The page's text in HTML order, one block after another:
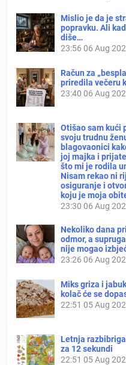
Mislio je da je
popravku. Ali
diše…
23:56 06 Aug
Račun za
priredila večeru
23:40 06 Aug
Otišao sam kući
svoju trudnu
blagovaonici
joj majka i
što mi je rodila
Nisam rekao ni
osiguranje i
koju je moja
23:30 06 Aug
Nekoliko dana
odmor, a
nije mogao
23:26 06 Aug
Miks griza i
kolač će se
22:51 05 Aug
Letnja
za 12 sekundi
22:51 05 Aug